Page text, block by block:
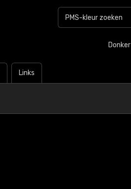
Donker
Links